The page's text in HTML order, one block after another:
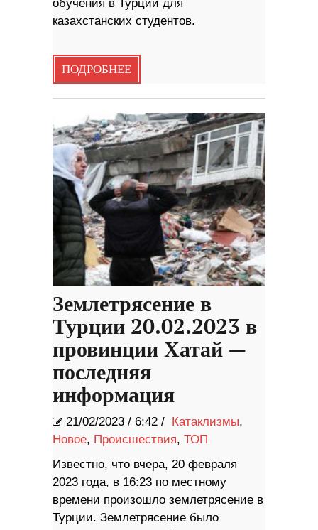
обучения в Турции для
казахстанских студентов.
ПОДРОБНЕЕ
Землетрясение в
Турции 20.02.2023 в
провинции Хатай —
последняя
информация
21/02/2023 / 6:42 / Катаклизмы,
Новое, Происшествия, ТОП
Известно, что вчера, 20 февраля
2023 года, в 16:23 по местному
времени произошло землетрясение в
Турции. Землетрясение было